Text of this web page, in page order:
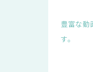
豊富な動
す。